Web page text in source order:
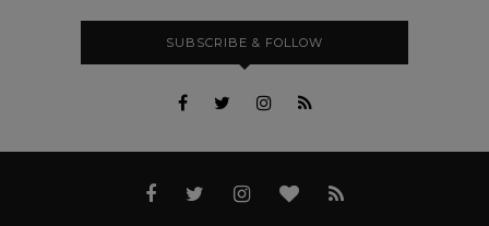
SUBSCRIBE & FOLLOW